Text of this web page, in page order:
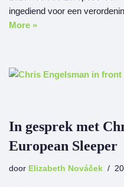
ingediend voor een
More »
In gesprek met
European Sleeper
door Elizabeth Nováček